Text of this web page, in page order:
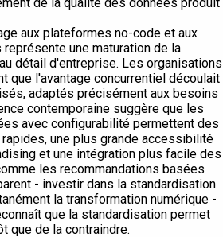
aux plateformes no-code et aux
une maturation de la
détail d'entreprise. Les organisations
que l'avantage concurrentiel découlait
adaptés précisément aux besoins
contemporaine suggère que les
avec configurabilité permettent des
une plus grande accessibilité
et une intégration plus facile des
les recommandations basées
- investir dans la standardisation
la transformation numérique -
que la standardisation permet
que de la contraindre.